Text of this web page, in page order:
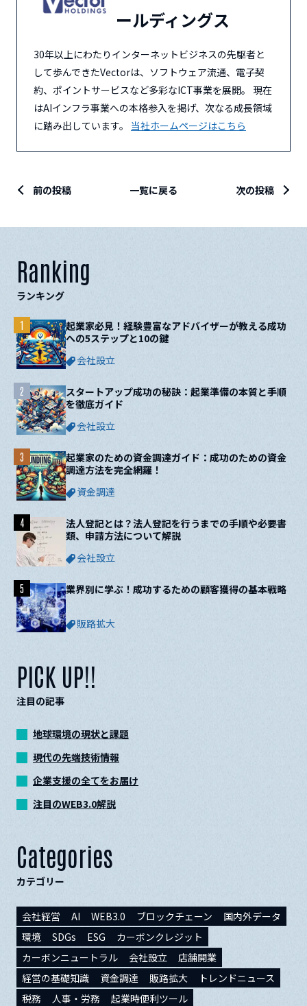
ールディングス
30年以上にわたりインターネットビジネスの先駆者と
して歩んできたVectorは、ソフトウェア流通、電子契
約、ポイントサービスなど多彩なICT事業を展開。 現在
はAIインフラ事業への本格参入を掲げ、次なる成長領域
に踏み出しています。 当社ホームページはこちら
前の投稿 一覧に戻る 次の投稿
Ranking
ランキング
起業家必見！経験豊富なアドバイザーが教える成功
への5ステップと10の鍵
会社設立
1
スタートアップ成功の秘訣：起業準備の本質と手順
を徹底ガイド
会社設立
2
起業家のための資金調達ガイド：成功のための資金
調達方法を完全網羅！
資金調達
3
法人登記とは？法人登記を行うまでの手順や必要書
類、申請方法について解説
会社設立
4
業界別に学ぶ！成功するための顧客獲得の基本戦略
販路拡大
5
PICK UP!!
注目の記事
地球環境の現状と課題
現代の先端技術情報
企業支援の全てをお届け
注目のWEB3.0解説
Categories
カテゴリー
会社経営 AI WEB3.0 ブロックチェーン
国内外データ
環境
SDGs ESG
カーボンクレジット
カーボンニュートラル
会社設立
店舗開業
経営の基礎知識
資金調達 販路拡大
トレンドニュース
税務
人事・労務
起業時便利ツール